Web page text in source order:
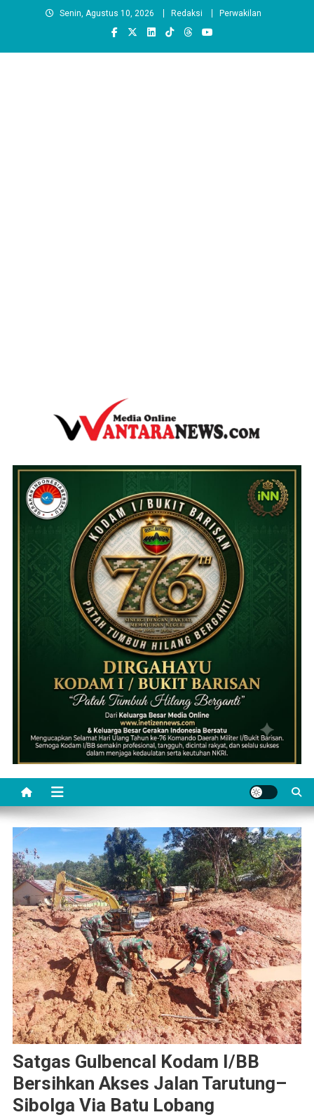
Senin, Agustus 10, 2026 Redaksi Perwakilan
wantaranews.com
Satgas Gulbencal Kodam I/BB
Bersihkan Akses Jalan Tarutung–
Sibolga Via Batu Lobang